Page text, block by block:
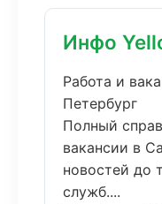
Инфо
Работа и
Петербург
Полный
вакансии в
новостей до
служб....